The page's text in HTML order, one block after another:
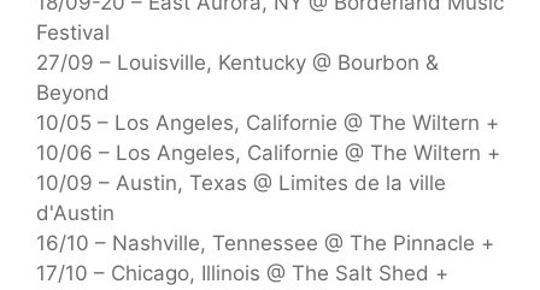
Festival
27/09 – Louisville, Kentucky @ Bourbon &
Beyond
10/05 – Los Angeles, Californie @ The Wiltern +
10/06 – Los Angeles, Californie @ The Wiltern +
10/09 – Austin, Texas @ Limites de la ville
d'Austin
16/10 – Nashville, Tennessee @ The Pinnacle +
17/10 – Chicago, Illinois @ The Salt Shed +